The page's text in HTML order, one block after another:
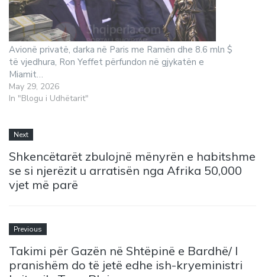
Avionë privatë, darka në Paris me Ramën dhe 8.6 mln $
të vjedhura, Ron Yeffet përfundon në gjykatën e
Miamit…
May 29, 2026
In "Blogu i Udhëtarit"
Next
Shkencëtarët zbulojnë mënyrën e habitshme
se si njerëzit u arratisën nga Afrika 50,000
vjet më parë
Previous
Takimi për Gazën në Shtëpinë e Bardhë/ I
pranishëm do të jetë edhe ish-kryeministri